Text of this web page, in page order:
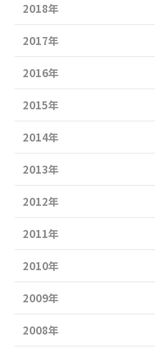
2018年
2017年
2016年
2015年
2014年
2013年
2012年
2011年
2010年
2009年
2008年